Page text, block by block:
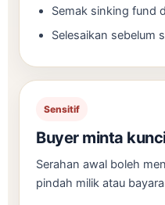
Semak sinking fund
Selesaikan sebelum
Sensitif
Buyer minta
Serahan awal boleh
pindah milik atau